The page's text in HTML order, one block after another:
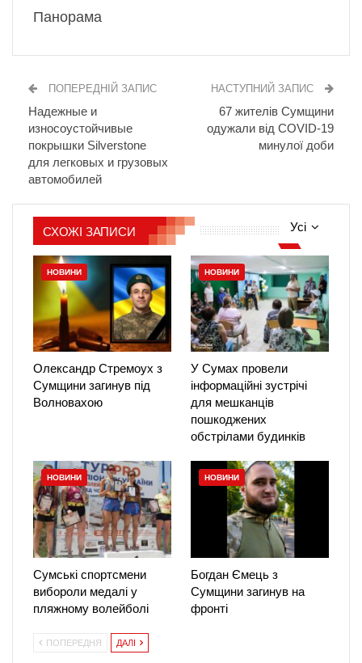
Панорама
ПОПЕРЕДНІЙ ЗАПИС
Надежные и
износоустойчивые
покрышки Silverstone
для легковых и грузовых
автомобилей
НАСТУПНИЙ ЗАПИС
67 жителів Сумщини
одужали від COVID-19
минулої доби
Усі
СХОЖІ ЗАПИСИ
НОВИНИ
Олександр Стремоух з
Сумщини загинув під
Волновахою
НОВИНИ
У Сумах провели
інформаційні зустрічі
для мешканців
пошкоджених
обстрілами будинків
НОВИНИ
Сумські спортсмени
вибороли медалі у
пляжному волейболі
НОВИНИ
Богдан Ємець з
Сумщини загинув на
фронті
ПОПЕРЕДНЯ ДАЛІ